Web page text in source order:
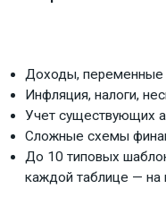
Доходы, переменные
Инфляция, налоги,
Учет существующих
Сложные схемы
До 10 типовых
каждой таблице — на